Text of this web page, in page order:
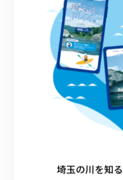
2026.8.20 10
川遊び・生きもの観察
埼玉の川を知